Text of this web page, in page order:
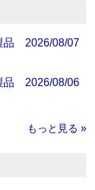
品 2026/08/07
品 2026/08/06
もっと見る »